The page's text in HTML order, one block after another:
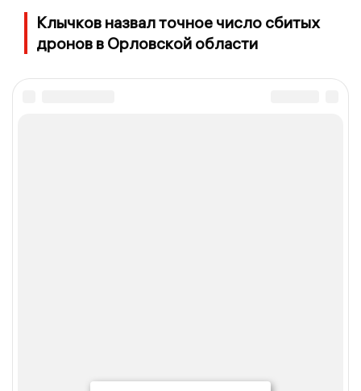
Клычков назвал точное число сбитых
дронов в Орловской области